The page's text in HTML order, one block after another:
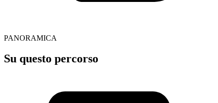
PANORAMICA
Su questo percorso